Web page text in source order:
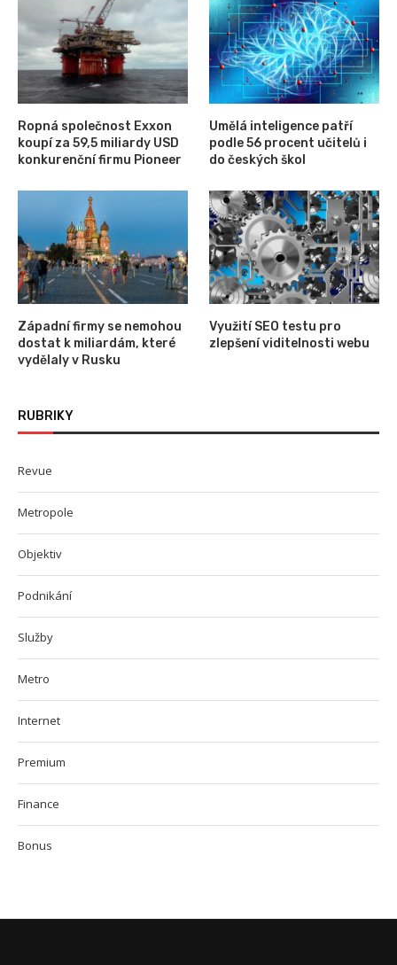
Ropná společnost Exxon
koupí za 59,5 miliardy USD
konkurenční firmu Pioneer
Umělá inteligence patří
podle 56 procent učitelů i
do českých škol
Západní firmy se nemohou
dostat k miliardám, které
vydělaly v Rusku
Využití SEO testu pro
zlepšení viditelnosti webu
RUBRIKY
Revue
Metropole
Objektiv
Podnikání
Služby
Metro
Internet
Premium
Finance
Bonus